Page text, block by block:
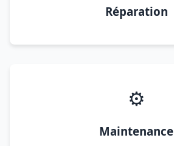
Réparation
⚙️
Maintenance